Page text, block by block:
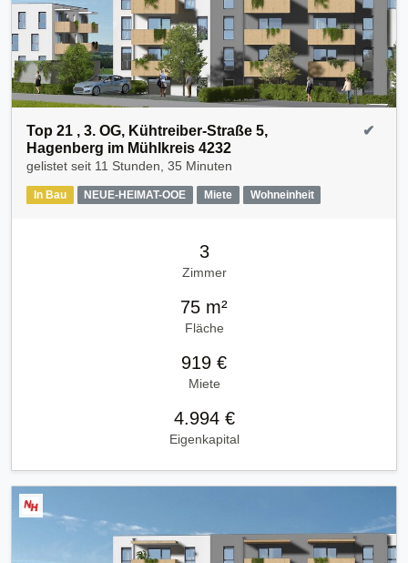
Top 21 , 3. OG, Kühtreiber-Straße 5,
Hagenberg im Mühlkreis 4232
gelistet seit 11 Stunden, 35 Minuten
In Bau NEUE-HEIMAT-OOE Miete Wohneinheit
✔
3
Zimmer
75 m²
Fläche
919 €
Miete
4.994 €
Eigenkapital